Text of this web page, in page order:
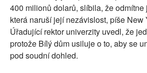
400 milionů dolarů, slíbila, že
která naruší její nezávislost, píše New
Úřadující rektor univerzity uvedl, že
protože Bílý dům usiluje o to, aby se
pod soudní dohled.